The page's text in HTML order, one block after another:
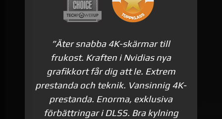
”Äter snabba 4K-skärmar till
frukost. Kraften i Nvidias nya
grafikkort får dig att le. Extrem
prestanda och teknik. Vansinnig 4K-
prestanda. Enorma, exklusiva
förbättringar i DLSS. Bra kylning